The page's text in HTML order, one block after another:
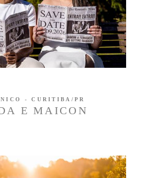
E MAICON
- CURITIBA/PR